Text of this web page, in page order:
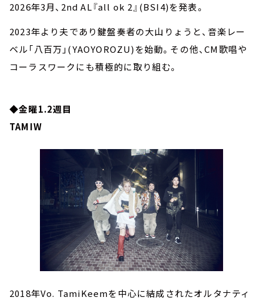
2026年3月、2nd AL『all ok 2』(BSI4)を発表。
2023年より夫であり鍵盤奏者の大山りょうと、音楽レー
ベル「八百万」(YAOYOROZU)を始動。その他、CM歌唱や
コーラスワークにも積極的に取り組む。
◆金曜1.2週目
TAMIW
2018年Vo. TamiKeemを中心に結成されたオルタナティ